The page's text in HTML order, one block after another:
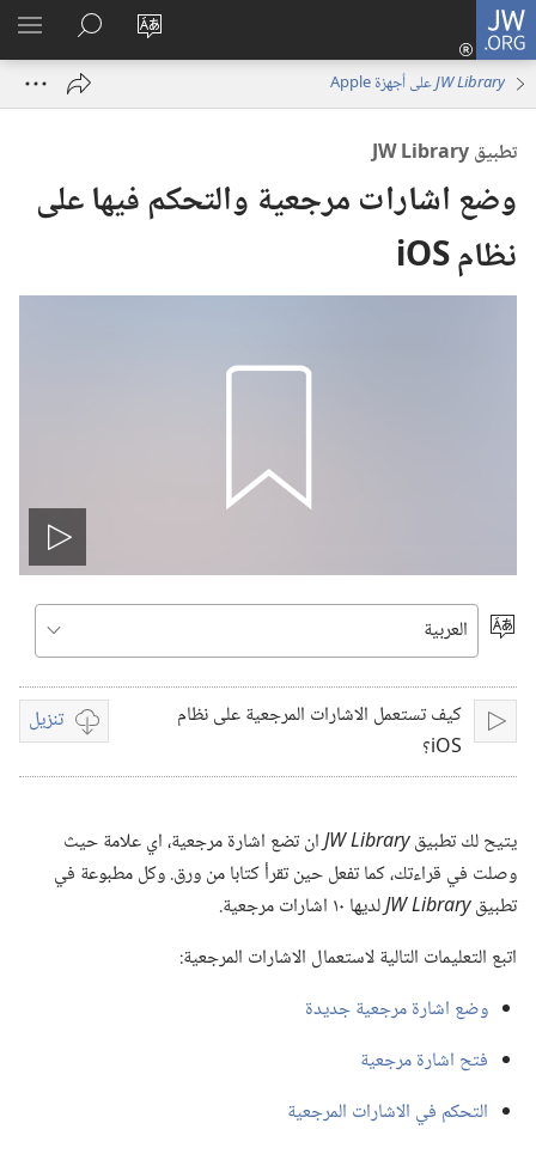
JW.ORG
تغيير
الموقع
تسجيل
الدخول
نافذة
البحث
في
JW.‎ORG
JW Libraryعلى أجهزة Apple
تطبيق JW Library
وضع اشارات مرجعية والتحكم فيها على
نظام iOS
تشغيل
الفيديو
اختر
‏‫كيف تستعمل الاشارات المرجعية على نظام‏
تنزيلخيارات
تنزيل
يتيح لك تطبيقJW Libraryان تضع اشارة مرجعية،‏ اي علامة حيث
وصلت في قراءتك،‏ كما تفعل حين تقرأ كتابا من ورق.‏ وكل مطبوعة في
تطبيقJW Libraryلديها ١٠ اشارات مرجعية.‏
اتبع التعليمات التالية لاستعمال الاشارات المرجعية:‏
وضع اشارة مرجعية جديدة
فتح اشارة مرجعية
التحكم في الاشارات المرجعية